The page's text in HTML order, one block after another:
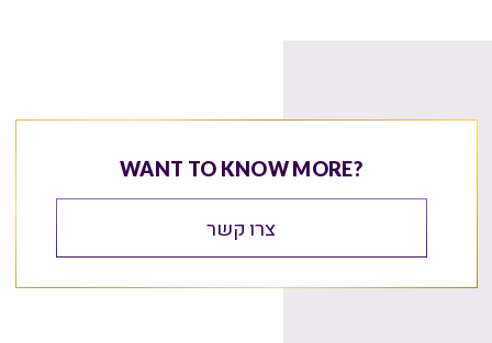
WANT TO KNOW MORE?
צרו קשר